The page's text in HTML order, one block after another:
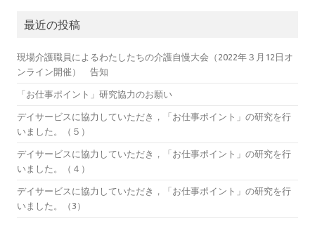
最近の投稿
現場介護職員によるわたしたちの介護自慢大会（2022年３月12日オ
ンライン開催） 告知
「お仕事ポイント」研究協力のお願い
デイサービスに協力していただき，「お仕事ポイント」の研究を行
いました。（５）
デイサービスに協力していただき，「お仕事ポイント」の研究を行
いました。（４）
デイサービスに協力していただき，「お仕事ポイント」の研究を行
いました。（3）